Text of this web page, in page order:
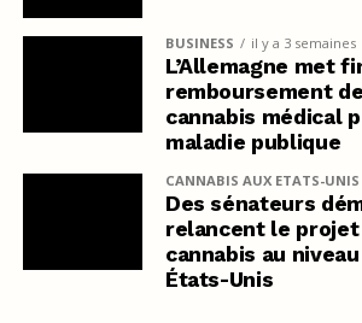
BUSINESS il y a 3 semaines
L’Allemagne met
remboursement
cannabis médical
maladie publique
CANNABIS AUX ETATS-UNIS
Des sénateurs
relancent le
cannabis au
États-Unis